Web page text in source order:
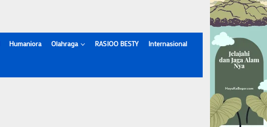
Humaniora Olahraga RASIOO BESTY Internasional